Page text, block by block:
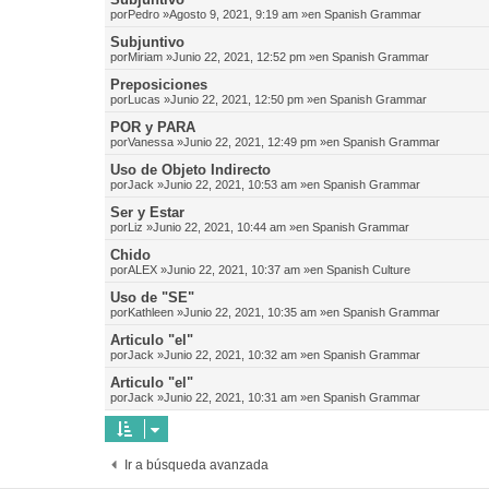
porPedro »Agosto 9, 2021, 9:19 am »en Spanish Grammar
Subjuntivo
porMiriam »Junio 22, 2021, 12:52 pm »en Spanish Grammar
Preposiciones
porLucas »Junio 22, 2021, 12:50 pm »en Spanish Grammar
POR y PARA
porVanessa »Junio 22, 2021, 12:49 pm »en Spanish Grammar
Uso de Objeto Indirecto
porJack »Junio 22, 2021, 10:53 am »en Spanish Grammar
Ser y Estar
porLiz »Junio 22, 2021, 10:44 am »en Spanish Grammar
Chido
porALEX »Junio 22, 2021, 10:37 am »en Spanish Culture
Uso de "SE"
porKathleen »Junio 22, 2021, 10:35 am »en Spanish Grammar
Articulo "el"
porJack »Junio 22, 2021, 10:32 am »en Spanish Grammar
Articulo "el"
porJack »Junio 22, 2021, 10:31 am »en Spanish Grammar
Ir a búsqueda avanzada